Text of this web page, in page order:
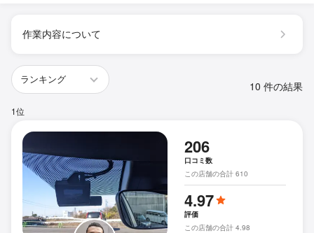
作業内容について
10 件の結果
1位
206
口コミ数
この店舗の合計 610
4.97
評価
この店舗の合計 4.98